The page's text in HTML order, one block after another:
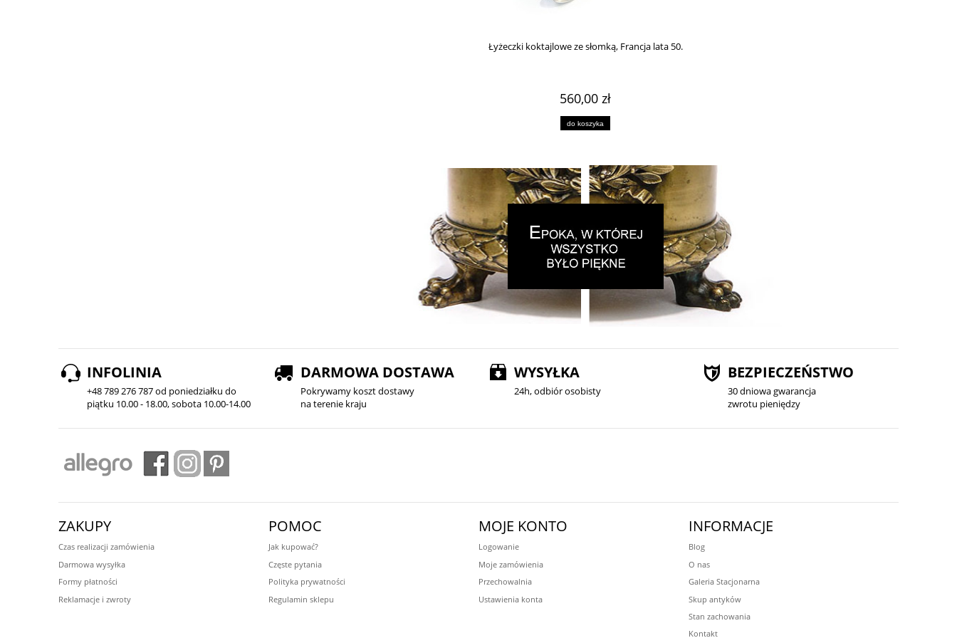
Łyżeczki koktajlowe ze słomką, Francja lata 50.
560,00 zł
do koszyka
INFOLINIA
+48 789 276 787 od poniedziałku do
piątku 10.00 - 18.00, sobota 10.00-14.00
DARMOWA DOSTAWA
Pokrywamy koszt dostawy
na terenie kraju
WYSYŁKA
24h, odbiór osobisty
BEZPIECZEŃSTWO
30 dniowa gwarancja
zwrotu pieniędzy
ZAKUPY
Czas realizacji zamówienia
Darmowa wysyłka
Formy płatności
Reklamacje i zwroty
POMOC
Jak kupować?
Częste pytania
Polityka prywatności
Regulamin sklepu
MOJE KONTO
Logowanie
Moje zamówienia
Przechowalnia
Ustawienia konta
INFORMACJE
Blog
O nas
Galeria Stacjonarna
Skup antyków
Stan zachowania
Kontakt